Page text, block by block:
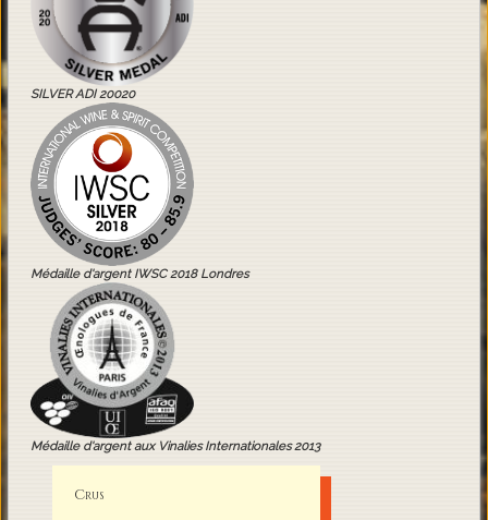
SILVER ADI 20020
Médaille d'argent IWSC 2018 Londres
Médaille d'argent aux Vinalies Internationales 2013
Crus